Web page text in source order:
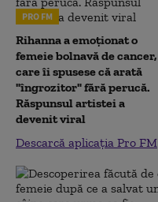
PRO FM
Rihanna a emoționat o
femeie bolnavă de cancer,
care îi spusese că arată
"îngrozitor" fără perucă.
Răspunsul artistei a
devenit viral
Descarcă aplicația Pro FM